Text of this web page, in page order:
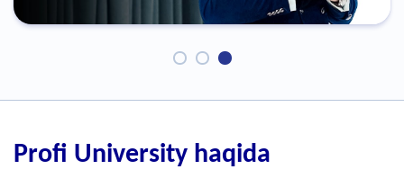
Profi University haqida